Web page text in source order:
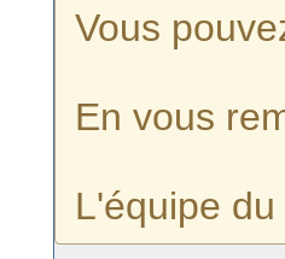
Vous
En vous
L'équipe